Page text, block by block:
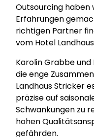
Outsourcing haben
Erfahrungen
richtigen Partner
vom Hotel
Karolin Grabbe und
die enge
Landhaus Stricker
präzise auf
Schwankungen zu
hohen
gefährden.